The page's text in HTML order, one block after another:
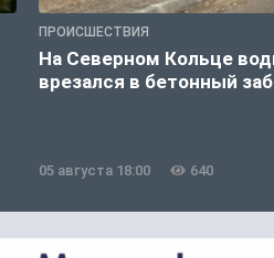
ПРОИСШЕСТВИЯ
На Северном Кольце
врезался в бетонный
05 августа 18:00 640